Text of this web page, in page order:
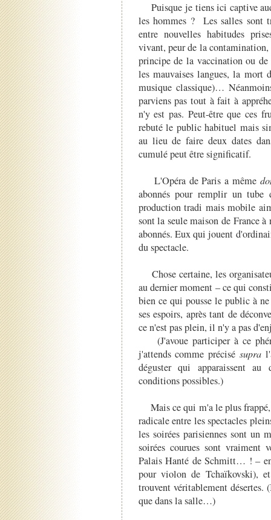
Puisque je tiens ici captive
les hommes ? Les salles sont
entre nouvelles habitudes
vivant, peur de la
principe de la vaccination ou
les mauvaises langues, la mort
musique classique)…
parviens pas tout à fait à
n'y est pas. Peut-être que ces
rebuté le public habituel mais
au lieu de faire deux dates
cumulé peut être significatif.
L'Opéra de Paris a même
abonnés pour remplir un
production tradi mais mobile
sont la seule maison de France
abonnés. Eux qui jouent
du spectacle.
Chose certaine, les
au dernier moment – ce qui
bien ce qui pousse le public à
ses espoirs, après tant de
ce n'est pas plein, il n'y a pas
(J'avoue participer à ce
j'attends comme précisésupra
déguster qui apparaissent
conditions possibles.)
Mais ce qui m'a le plus
radicale entre les spectacles
les soirées parisiennes sont un
soirées courues sont vraiment
Palais Hanté de Schmitt… ! –
pour violon de Tchaïkovski),
trouvent véritablement
que dans la salle…)